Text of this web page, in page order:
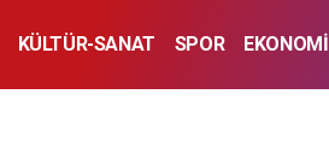
KÜLTÜR-SANAT SPOR EKONOMİ